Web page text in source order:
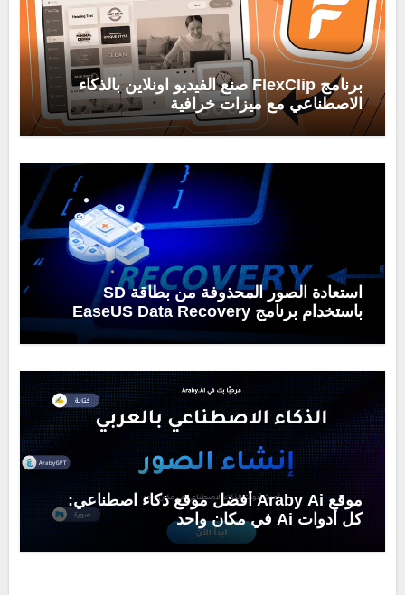
برنامج FlexClip صنع الفيديو اونلاين بالذكاء
الاصطناعي مع ميزات خرافية
استعادة الصور المحذوفة من بطاقة SD
باستخدام برنامج EaseUS Data Recovery
موقع Araby Ai أفضل موقع ذكاء اصطناعي:
كل أدوات Ai في مكان واحد